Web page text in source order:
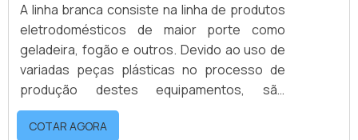
A linha branca consiste na linha de produtos
eletrodomésticos de maior porte como
geladeira, fogão e outros. Devido ao uso de
variadas peças plásticas no processo de
produção destes equipamentos, são
utilizados moldes para a fabricação de peças
plásticas de modelo adequado a cada
COTAR AGORA